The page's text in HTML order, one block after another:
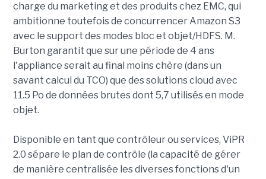
charge du marketing et des produits chez EMC, qui
ambitionne toutefois de concurrencer Amazon S3
avec le support des modes bloc et objet/HDFS. M.
Burton garantit que sur une période de 4 ans
l'appliance serait au final moins chère (dans un
savant calcul du TCO) que des solutions cloud avec
11.5 Po de données brutes dont 5,7 utilisés en mode
objet.
Disponible en tant que contrôleur ou services, ViPR
2.0 sépare le plan de contrôle (la capacité de gérer
de manière centralisée les diverses fonctions d'un